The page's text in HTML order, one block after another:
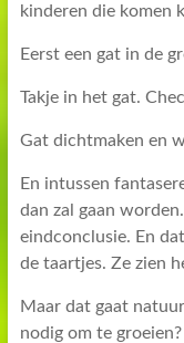
kinderen die komen
Eerst een gat in de
Takje in het gat.
Gat dichtmaken en
En intussen
dan zal gaan
eindconclusie. En
de taartjes. Ze zien
Maar dat gaat
nodig om te